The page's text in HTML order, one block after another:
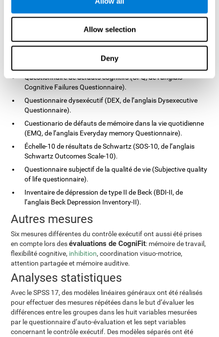
Allow selection
Deny
groupe et la possibilité de voir des travailleurs sociaux.
Principaux résultats mesurés
Pour mesurer avec fiabilité les résultats de l'entraînement cognitif
Questionnaire de défauts cognitifs (CFQ, de l’anglais
Cognitive Failures Questionnaire).
Questionnaire dysexécutif (DEX, de l’anglais Dysexecutive
Questionnaire).
Cuestionario de défauts de mémoire dans la vie quotidienne
(EMQ, de l’anglais Everyday memory Questionnaire).
Échelle-10 de résultats de Schwartz (SOS-10, de l’anglais
Schwartz Outcomes Scale-10).
Questionnaire subjectif de la qualité de vie (Subjective quality
of life questionnaire).
Inventaire de dépression de type II de Beck (BDI-II, de
l’anglais Beck Depression Inventory-II).
Autres mesures
Six mesures différentes du contrôle exécutif ont aussi été prises
en compte lors desévaluations de CogniFit: mémoire de travail,
flexibilité cognitive, inhibition, coordination visuo-motrice,
attention partagée et mémoire auditive.
Analyses statistiques
Avec le SPSS 17, des modèles linéaires généraux ont été réalisés
pour effectuer des mesures répétées dans le but d’évaluer les
différences entre les groupes dans les huit variables mesurées
par le questionnaire d’auto-évaluation et les sept variables
concernant le contrôle exécutif. Des modèles séparés ont été